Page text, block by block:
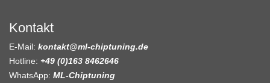
Kontakt
E-Mail: kontakt@ml-chiptuning.de
Hotline: +49 (0)163 8462646
WhatsApp: ML-Chiptuning